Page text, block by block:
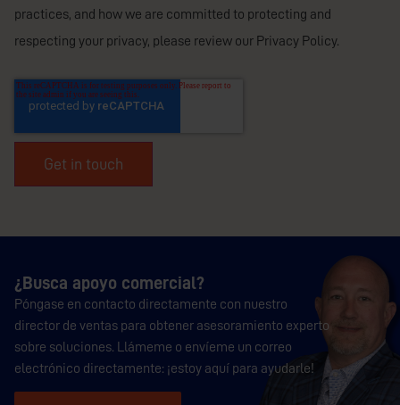
practices, and how we are committed to protecting and
respecting your privacy, please review our Privacy Policy.
¿Busca apoyo comercial?
Póngase en contacto directamente con nuestro
director de ventas para obtener asesoramiento experto
sobre soluciones. Llámeme o envíeme un correo
electrónico directamente: ¡estoy aquí para ayudarle!